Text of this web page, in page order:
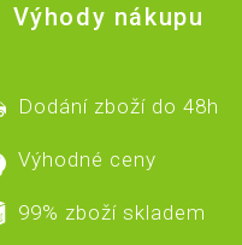
Výhody nákupu
Dodání zboží do 48h
Výhodné ceny
99% zboží skladem